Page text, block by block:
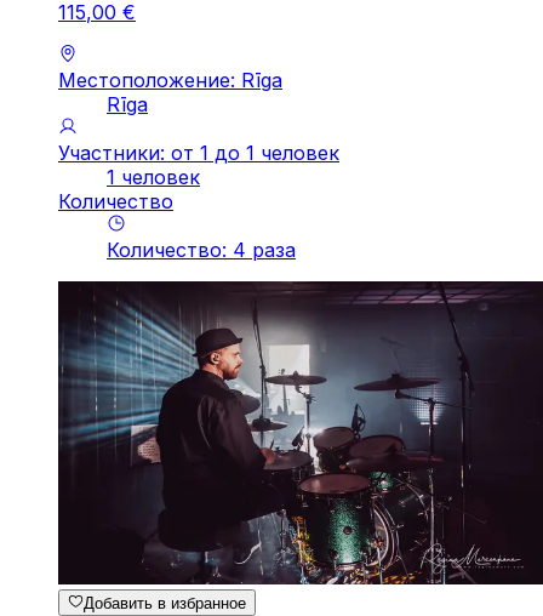
115,00 €
Местоположение: Rīga
Rīga
Участники: от 1 до 1 человек
1 человек
Количество
Количество: 4 pаза
Добавить в избранное